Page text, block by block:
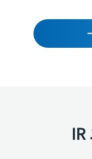
IR